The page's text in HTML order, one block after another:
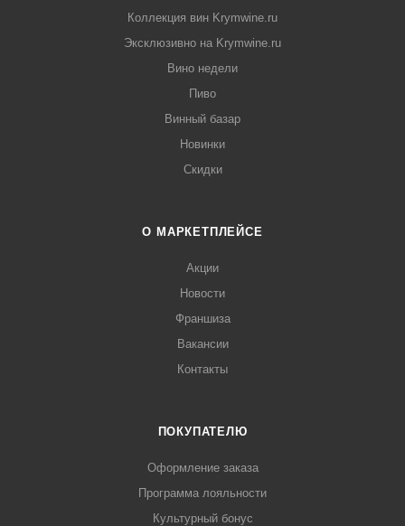
Коллекция вин Krymwine.ru
Эксклюзивно на Krymwine.ru
Вино недели
Пиво
Винный базар
Новинки
Скидки
О МАРКЕТПЛЕЙСЕ
Акции
Новости
Франшиза
Вакансии
Контакты
ПОКУПАТЕЛЮ
Оформление заказа
Программа лояльности
Культурный бонус